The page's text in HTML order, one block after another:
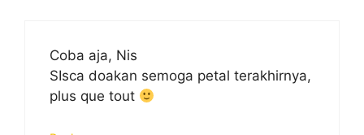
Coba aja, Nis
SIsca doakan semoga petal terakhirnya,
plus que tout